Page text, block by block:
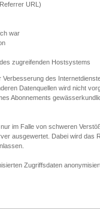
URL)
war
zugreifenden Hostsystems
des
Datenquellen wird nicht
Abonnements
im Falle von schweren
ausgewertet. Dabei wird das
Zugriffsdaten